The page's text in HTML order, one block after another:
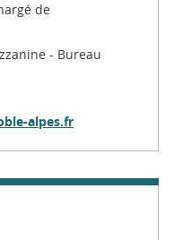
de
- Bureau
alpes.fr